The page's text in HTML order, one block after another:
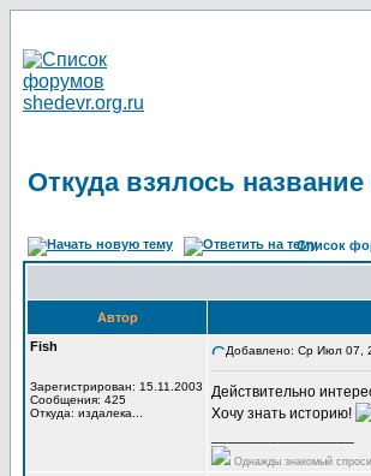
Откуда взялось
Список
Автор
Fish
Зарегистрирован: 15.11.2003
Сообщения: 425
Откуда: издалека...
Добавлено: Ср Июл 07,
Действительно
Хочу знать историю!
Однажды знакомый